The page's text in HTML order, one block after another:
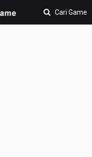
Cari Game